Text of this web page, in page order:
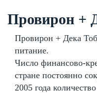
Провирон +
Провирон + Дека
питание.
Число финансово-
стране постоянно
2005 года